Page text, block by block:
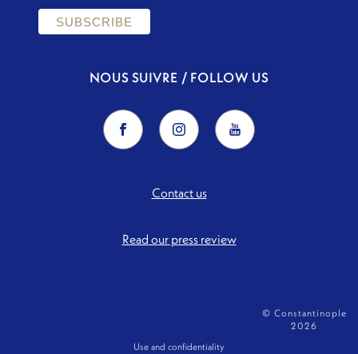
NOUS SUIVRE / FOLLOW US
Contact us
Read our press review
© Constantinople
2026
Use and confidentiality